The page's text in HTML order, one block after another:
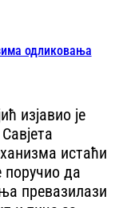
одликовања
изјавио је
истаћи
поручио да
превазилази